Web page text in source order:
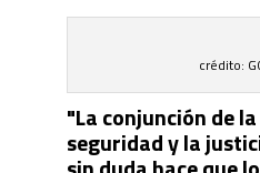
crédito:
"La conjunción de
seguridad y la